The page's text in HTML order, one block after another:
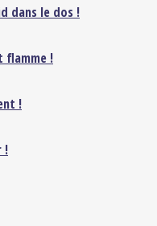
dans le dos !
flamme !
!
!